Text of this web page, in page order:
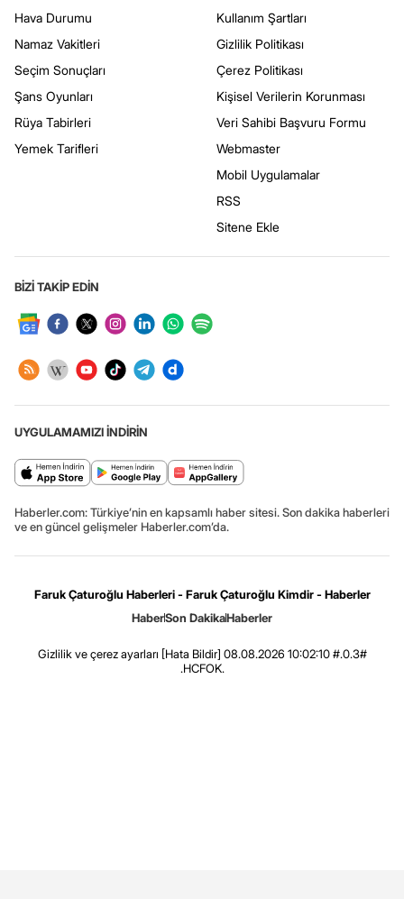
Hava Durumu
Namaz Vakitleri
Seçim Sonuçları
Şans Oyunları
Rüya Tabirleri
Yemek Tarifleri
Kullanım Şartları
Gizlilik Politikası
Çerez Politikası
Kişisel Verilerin Korunması
Veri Sahibi Başvuru Formu
Webmaster
Mobil Uygulamalar
RSS
Sitene Ekle
BİZİ TAKİP EDİN
UYGULAMAMIZI İNDİRİN
Haberler.com: Türkiye’nin en kapsamlı haber sitesi. Son dakika haberleri
ve en güncel gelişmeler Haberler.com’da.
Faruk Çaturoğlu Haberleri - Faruk Çaturoğlu Kimdir - Haberler
HaberSon DakikaHaberler
Gizlilik ve çerez ayarları [Hata Bildir] 08.08.2026 10:02:10 #.0.3#
.HCFOK.